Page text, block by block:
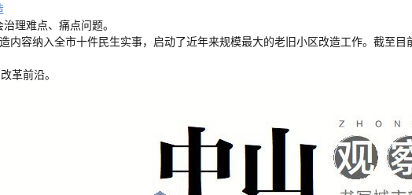
理难点、痛点问题。
内容纳入全市十件民生实事，启动了近年来规模最大的老旧小区改造工作。截至
革前沿。